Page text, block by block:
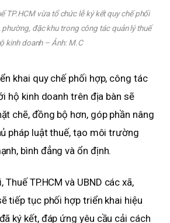
TP.HCM vừa tổ chức lễ ký kết quy chế phối
đặc khu trong công tác quản lý thuế
kinh doanh – Ảnh: M.C
khai quy chế phối hợp, công tác
hộ kinh doanh trên địa bàn sẽ
chẽ, đồng bộ hơn, góp phần nâng
pháp luật thuế, tạo môi trường
bình đẳng và ổn định.
TP.HCM và UBND các xã,
tiếp tục phối hợp triển khai hiệu
ký kết, đáp ứng yêu cầu cải cách